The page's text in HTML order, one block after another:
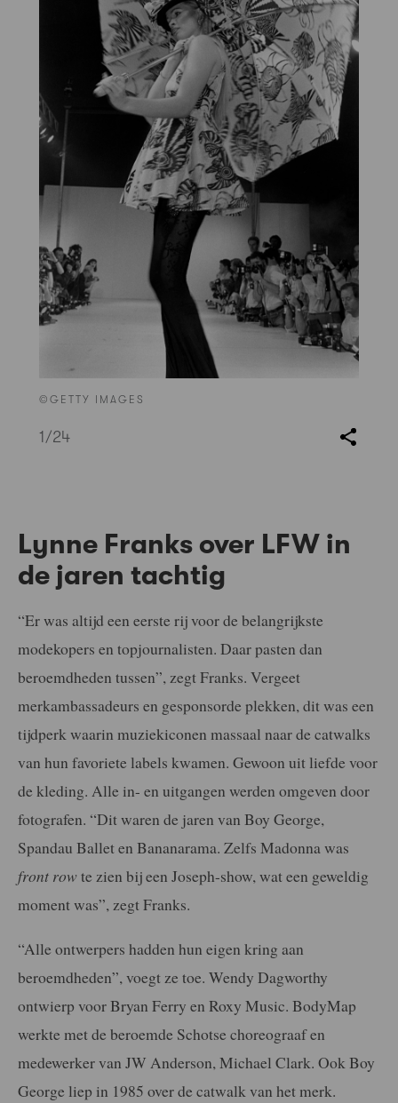
©GETTY IMAGES
1 /24
Lynne Franks over LFW in
de jaren tachtig
“Er was altijd een eerste rij voor de belangrijkste
modekopers en topjournalisten. Daar pasten dan
beroemdheden tussen”, zegt Franks. Vergeet
merkambassadeurs en gesponsorde plekken, dit was een
tijdperk waarin muziekiconen massaal naar de catwalks
van hun favoriete labels kwamen. Gewoon uit liefde voor
de kleding. Alle in- en uitgangen werden omgeven door
fotografen. “Dit waren de jaren van Boy George,
Spandau Ballet en Bananarama. Zelfs Madonna was
front rowte zien bij een Joseph-show, wat een geweldig
moment was”, zegt Franks.
“Alle ontwerpers hadden hun eigen kring aan
beroemdheden”, voegt ze toe. Wendy Dagworthy
ontwierp voor Bryan Ferry en Roxy Music. BodyMap
werkte met de beroemde Schotse choreograaf en
medewerker van JW Anderson, Michael Clark. Ook Boy
George liep in 1985 over de catwalk van het merk.